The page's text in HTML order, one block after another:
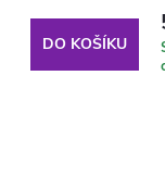
DO KOŠÍKU